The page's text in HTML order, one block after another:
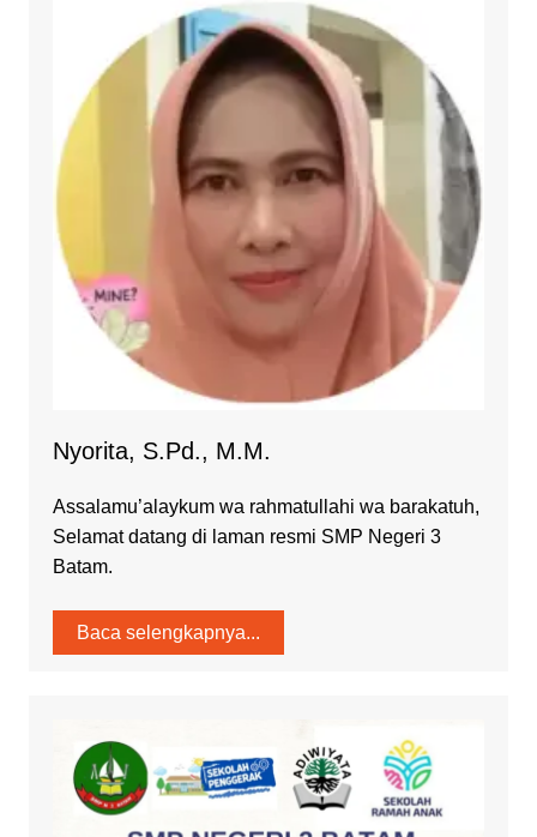
Nyorita, S.Pd., M.M.
Assalamu’alaykum wa rahmatullahi wa barakatuh,
Selamat datang di laman resmi SMP Negeri 3
Batam.
Baca selengkapnya...